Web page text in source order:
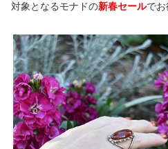
対象となるモナドの新春セールで